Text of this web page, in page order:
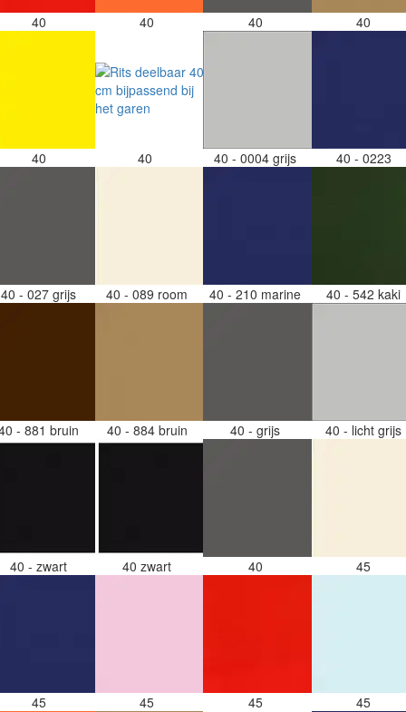
40 40 40 40
40 40 40 - 0004 grijs 40 - 0223
40 - 027 grijs 40 - 089 room 40 - 210 marine 40 - 542 kaki
- 881 bruin 40 - 884 bruin 40 - grijs 40 - licht grijs
40 - zwart 40 zwart 40 45
45 45 45 45